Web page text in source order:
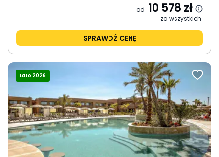
od 10 578 zł
za wszystkich
SPRAWDŹ CENĘ
Lato 2026